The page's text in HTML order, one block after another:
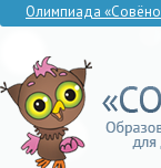
Олимпиада